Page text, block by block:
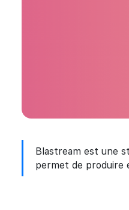
Blastream est une
permet de produire